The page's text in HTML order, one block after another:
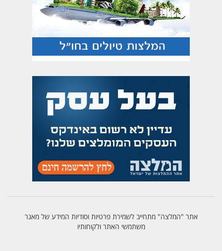
אתר "המלצה" מתחייב לשמירת פרטיות וסודיות המידע של מאגר
משתמשי האתר ולקוחותיו